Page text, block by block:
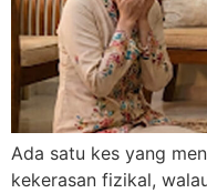
Ada satu kes yang
kekerasan fizikal,